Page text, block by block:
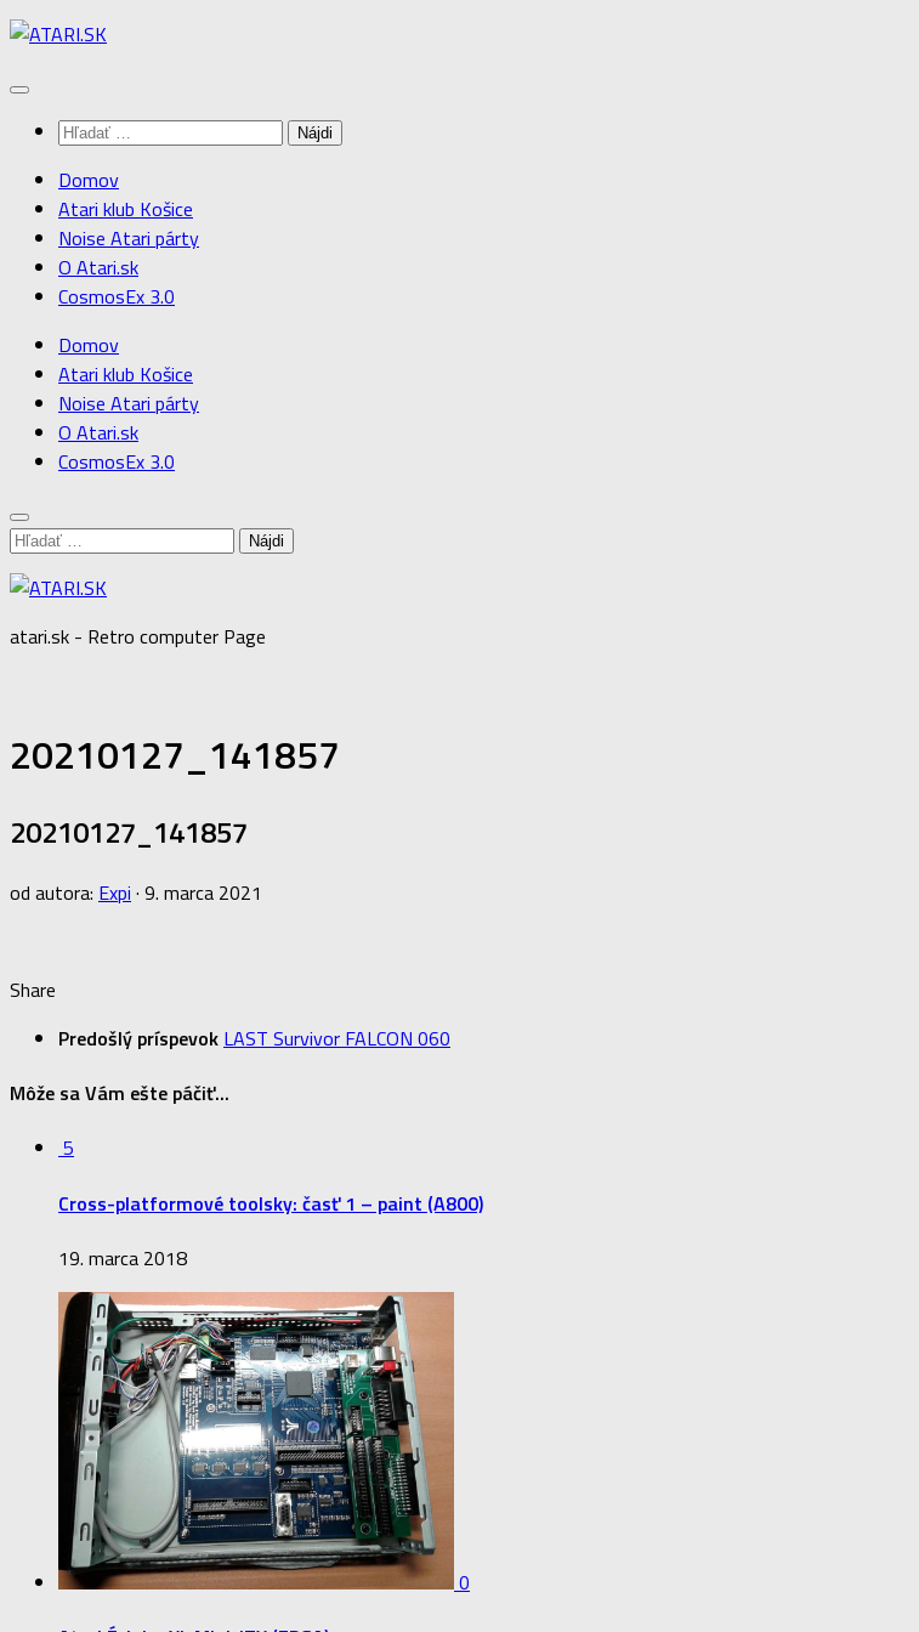
Preskočiť
obsah
Hľadať:
Domov
Atari klub Košice
Noise Atari párty
O Atari.sk
CosmosEx 3.0
Domov
Atari klub Košice
Noise Atari párty
O Atari.sk
CosmosEx 3.0
Hľadať:
atari.sk - Retro computer Page
20210127_141857
20210127_141857
od autora: Expi · 9. marca 2021
Share
Predošlý príspevok LAST Survivor FALCON 060
Môže sa Vám ešte páčiť...
5
Cross-platformové toolsky: časť 1 – paint (A800)
19. marca 2018
0